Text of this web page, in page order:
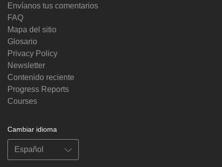
Envíanos tus comentarios
FAQ
Mapa del sitio
Glosario
Privacy Policy
Newsletter
Contenido reciente
Progress Reports
Courses
Cambiar idioma